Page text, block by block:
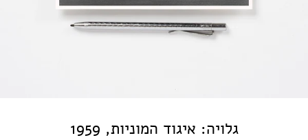
גלויה: איגוד המוניות, 1959